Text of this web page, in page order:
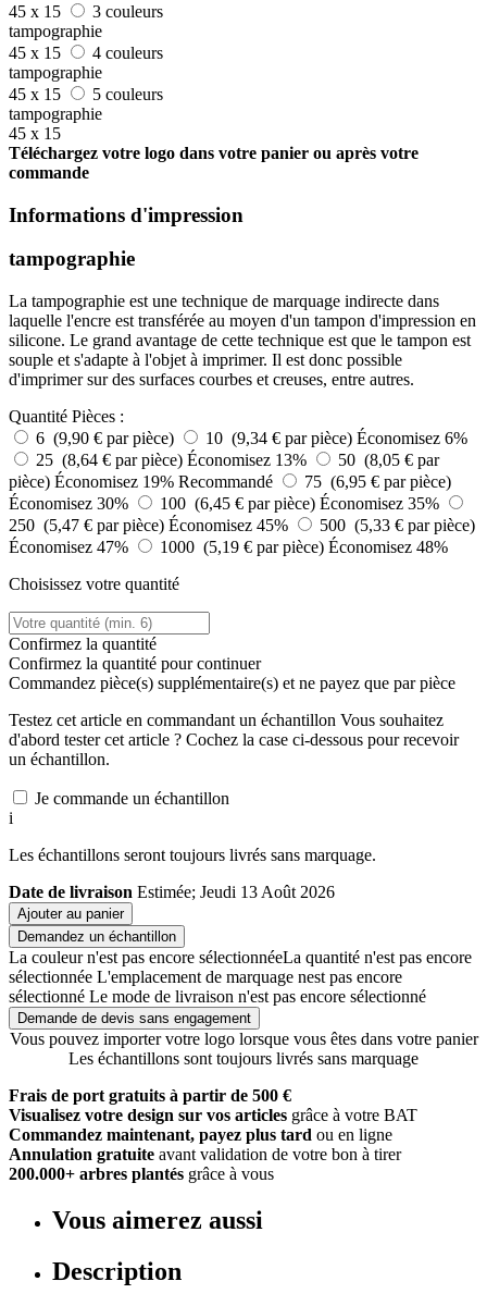
45 x 15
3 couleurs
tampographie
45 x 15
4 couleurs
tampographie
45 x 15
5 couleurs
tampographie
45 x 15
Téléchargez votre logo dans votre panier ou après votre
commande
Informations d'impression
tampographie
La tampographie est une technique de marquage indirecte dans
laquelle l'encre est transférée au moyen d'un tampon d'impression en
silicone. Le grand avantage de cette technique est que le tampon est
souple et s'adapte à l'objet à imprimer. Il est donc possible
d'imprimer sur des surfaces courbes et creuses, entre autres.
Quantité Pièces :
6 (9,90 € par pièce)
10 (9,34 € par pièce) Économisez 6%
25 (8,64 € par pièce) Économisez 13%
50 (8,05 € par
pièce) Économisez 19% Recommandé
75 (6,95 € par pièce)
Économisez 30%
100 (6,45 € par pièce) Économisez 35%
250 (5,47 € par pièce) Économisez 45%
500 (5,33 € par pièce)
Économisez 47%
1000 (5,19 € par pièce) Économisez 48%
Choisissez votre quantité
Confirmez la quantité
Confirmez la quantité pour continuer
Commandez pièce(s) supplémentaire(s) et ne payez que par pièce
Testez cet article en commandant un échantillon Vous souhaitez
d'abord tester cet article ? Cochez la case ci-dessous pour recevoir
un échantillon.
Je commande un échantillon
i
Les échantillons seront toujours livrés sans marquage.
Date de livraison Estimée; Jeudi 13 Août 2026
Ajouter au panier
Demandez un échantillon
La couleur n'est pas encore sélectionnéeLa quantité n'est pas encore
sélectionnée L'emplacement de marquage nest pas encore
sélectionné Le mode de livraison n'est pas encore sélectionné
Demande de devis sans engagement
Vous pouvez importer votre logo lorsque vous êtes dans votre panier
Les échantillons sont toujours livrés sans marquage
Frais de port gratuits à partir de 500 €
Visualisez votre design sur vos articles grâce à votre BAT
Commandez maintenant, payez plus tard ou en ligne
Annulation gratuite avant validation de votre bon à tirer
200.000+ arbres plantés grâce à vous
Vous aimerez aussi
Description